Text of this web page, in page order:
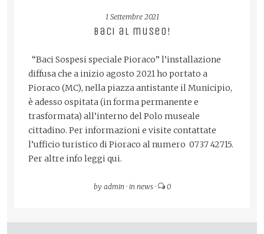
1 Settembre 2021
Baci al museo!
“Baci Sospesi speciale Pioraco” l’installazione
diffusa che a inizio agosto 2021 ho portato a
Pioraco (MC), nella piazza antistante il Municipio,
è adesso ospitata (in forma permanente e
trasformata) all’interno del Polo museale
cittadino. Per informazioni e visite contattate
l’ufficio turistico di Pioraco al numero 0737 42715.
Per altre info leggi qui.
by admin· in news· 0